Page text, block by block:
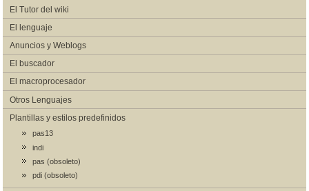
El Tutor del wiki
El lenguaje
Anuncios y Weblogs
El buscador
El macroprocesador
Otros Lenguajes
Plantillas y estilos predefinidos
pas13
indi
pas (obsoleto)
pdi (obsoleto)